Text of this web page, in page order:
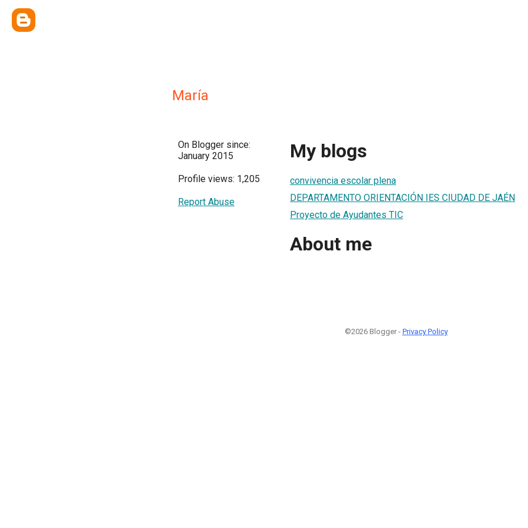
María
On Blogger since:
January 2015
Profile views: 1,205
Report Abuse
My blogs
convivencia escolar plena
DEPARTAMENTO ORIENTACIÓN IES CIUDAD DE JAÉN
Proyecto de Ayudantes TIC
About me
©2026 Blogger - Privacy Policy